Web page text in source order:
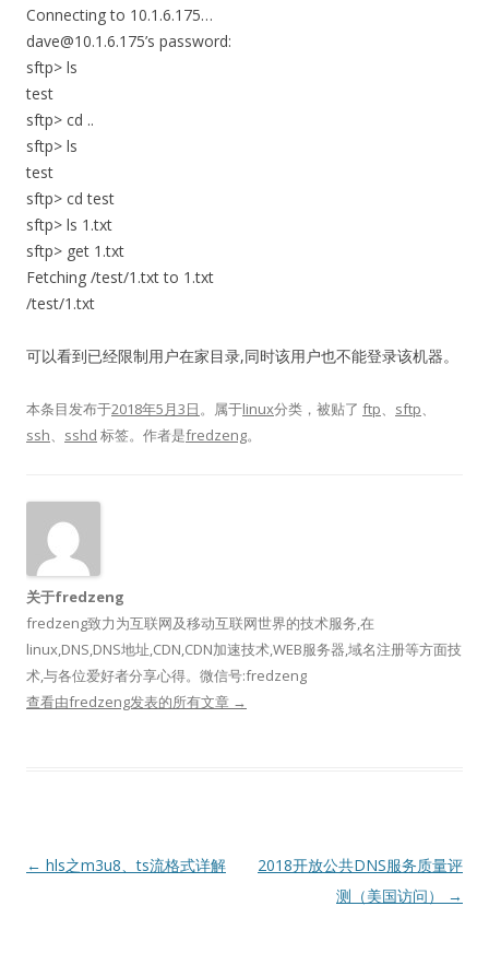
Connecting to 10.1.6.175…
dave@10.1.6.175’s password:
sftp> ls
test
sftp> cd ..
sftp> ls
test
sftp> cd test
sftp> ls 1.txt
sftp> get 1.txt
Fetching /test/1.txt to 1.txt
/test/1.txt
可以看到已经限制用户在家目录,同时该用户也不能登录该机器。
本条目发布于2018年5月3日。属于linux分类，被贴了 ftp、 sftp、
ssh、 sshd 标签。 作者是fredzeng。
关于fredzeng
fredzeng致力为互联网及移动互联网世界的技术服务,在
linux,DNS,DNS地址,CDN,CDN加速技术,WEB服务器,域名注册等方面技
术,与各位爱好者分享心得。微信号:fredzeng
查看由fredzeng发表的所有文章 →
文
← hls之m3u8、ts流格式详解
2018开放公共DNS服务质量评
测（美国访问）
→